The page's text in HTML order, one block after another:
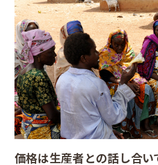
価格は生産者との話し合い